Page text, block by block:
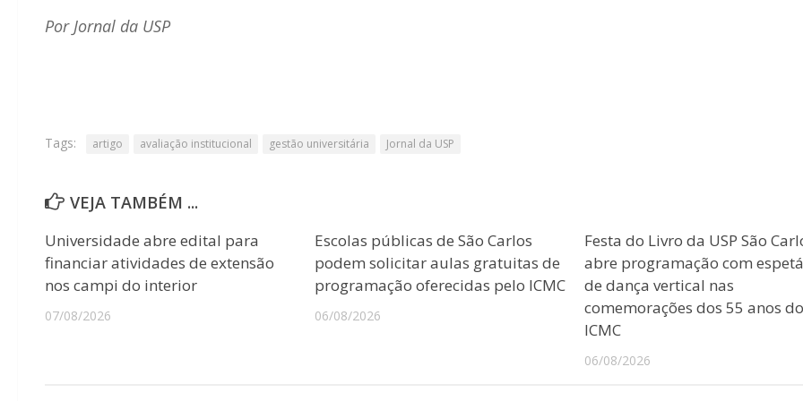
Por Jornal da USP
Tags: artigo avaliação institucional gestão universitária Jornal da USP
VEJA TAMBÉM ...
Universidade abre edital para
financiar atividades de extensão
nos campi do interior
07/08/2026
Escolas públicas de São Carlos
podem solicitar aulas gratuitas de
programação oferecidas pelo ICMC
06/08/2026
Festa do Livro da USP São
abre programação com
de dança vertical nas
comemorações dos 55 anos do
ICMC
06/08/2026